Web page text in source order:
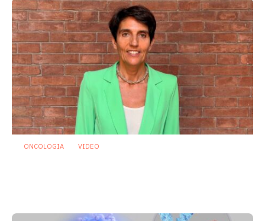
ONCOLOGIA VIDEO